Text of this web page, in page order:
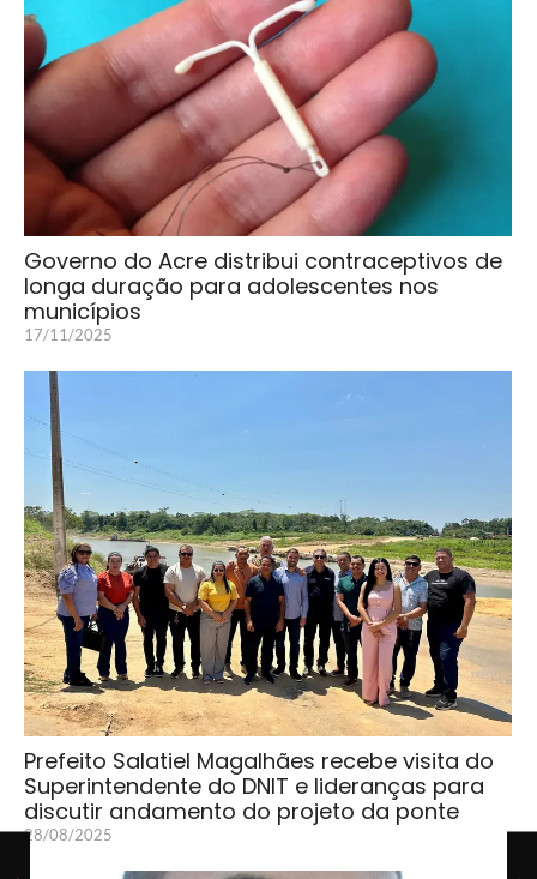
Governo do Acre distribui contraceptivos de
longa duração para adolescentes nos
municípios
17/11/2025
Prefeito Salatiel Magalhães recebe visita do
Superintendente do DNIT e lideranças para
discutir andamento do projeto da ponte
28/08/2025